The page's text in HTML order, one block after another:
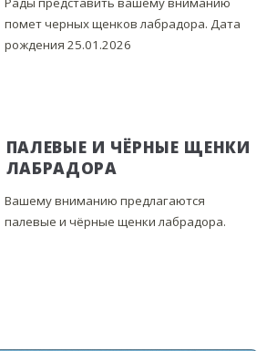
помет черных щенков лабрадора. Дата
рождения 25.01.2026
ПАЛЕВЫЕ И ЧЁРНЫЕ ЩЕНКИ
ЛАБРАДОРА
Вашему вниманию предлагаются
палевые и чёрные щенки лабрадора.